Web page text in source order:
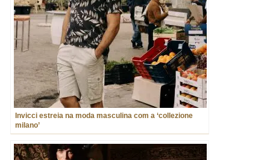
Invicci estreia na moda masculina com a ‘collezione
milano’